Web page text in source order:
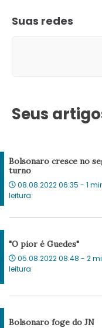
Suas redes
Seus
Bolsonaro cresce no
turno
08.08.2022 06:35 - 1
leitura
"O pior é Guedes"
05.08.2022 08:48 - 2
leitura
Bolsonaro foge do JN